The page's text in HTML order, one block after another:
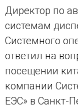
Директор по
системам
Системного
ответил на
посещении
компании
ЕЭС» в Санкт-